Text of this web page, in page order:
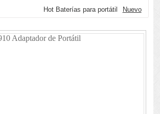
Hot Baterías para portátil Nuevo